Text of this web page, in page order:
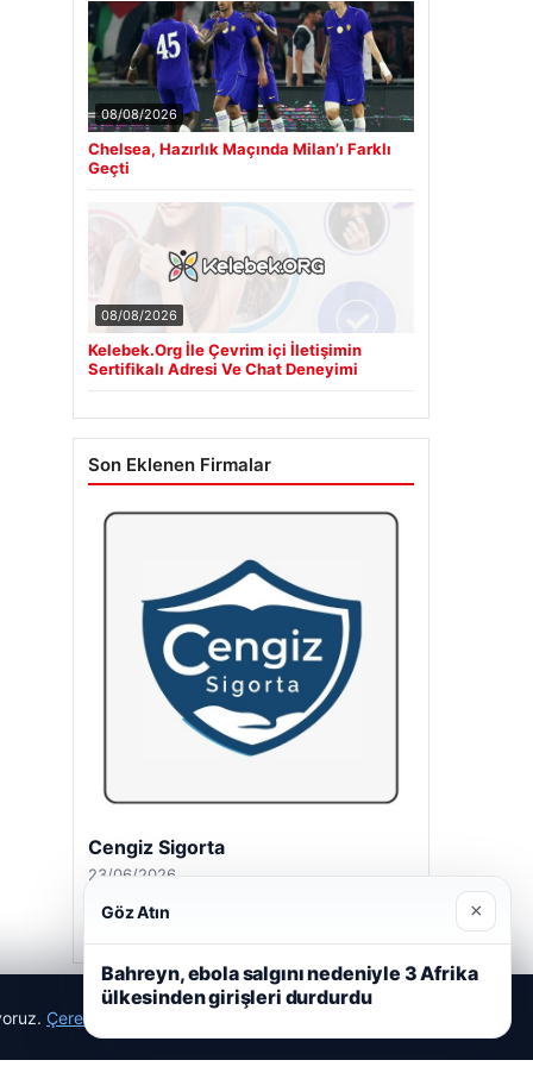
08/08/2026
Chelsea, Hazırlık Maçında Milan’ı Farklı
Geçti
08/08/2026
Kelebek.Org İle Çevrim içi İletişimin
Sertifikalı Adresi Ve Chat Deneyimi
Son Eklenen Firmalar
Cengiz Sigorta
23/06/2026
Çerez Politikamız
Göz Atın ×
Bahreyn, ebola salgını nedeniyle 3 Afrika
ülkesinden girişleri durdurdu